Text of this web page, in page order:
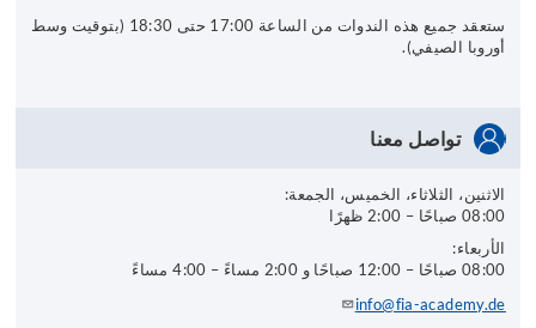
ستعقد جميع هذه الندوات من الساعة 17:00 حتى 18:30 (بتوقيت وسط
أوروبا الصيفي).
تواصل معنا
الاثنين، الثلاثاء، الخميس، الجمعة:
08:00 صباحًا – 2:00 ظهرًا
الأربعاء:
08:00 صباحًا – 12:00 صباحًا و 2:00 مساءً – 4:00 مساءً
info@fia-academy.de